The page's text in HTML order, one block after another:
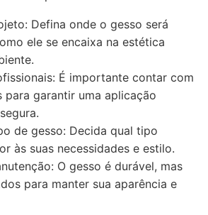
Defina onde o gesso será
ele se encaixa na estética
É importante contar com
para garantir uma aplicação
de gesso: Decida qual tipo
às suas necessidades e estilo.
O gesso é durável, mas
para manter sua aparência e